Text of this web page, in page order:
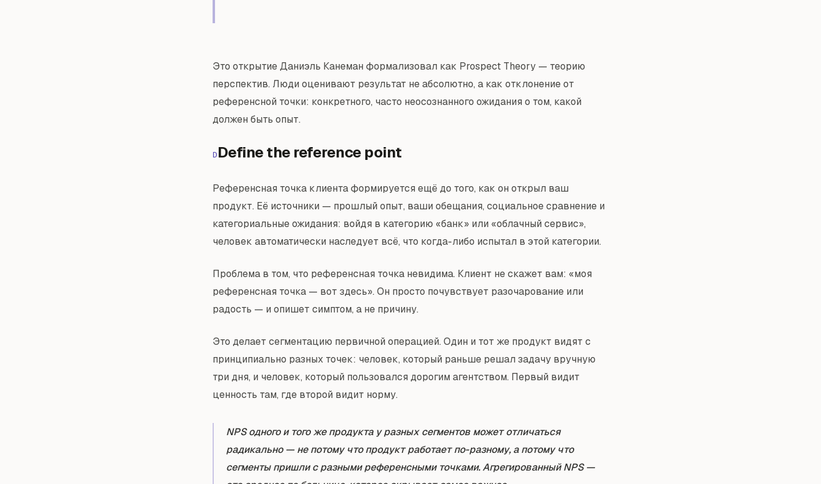
Это открытие Даниэль Канеман формализовал как Prospect Theory — теорию
перспектив. Люди оценивают результат не абсолютно, а как отклонение от
референсной точки: конкретного, часто неосознанного ожидания о том, какой
должен быть опыт.
D Define the reference point
Референсная точка клиента формируется ещё до того, как он открыл ваш
продукт. Её источники — прошлый опыт, ваши обещания, социальное сравнение и
категориальные ожидания: войдя в категорию «банк» или «облачный сервис»,
человек автоматически наследует всё, что когда-либо испытал в этой категории.
Проблема в том, что референсная точка невидима. Клиент не скажет вам: «моя
референсная точка — вот здесь». Он просто почувствует разочарование или
радость — и опишет симптом, а не причину.
Это делает сегментацию первичной операцией. Один и тот же продукт видят с
принципиально разных точек: человек, который раньше решал задачу вручную
три дня, и человек, который пользовался дорогим агентством. Первый видит
ценность там, где второй видит норму.
NPS одного и того же продукта у разных сегментов может отличаться
радикально — не потому что продукт работает по-разному, а потому что
сегменты пришли с разными референсными точками. Агрегированный NPS —